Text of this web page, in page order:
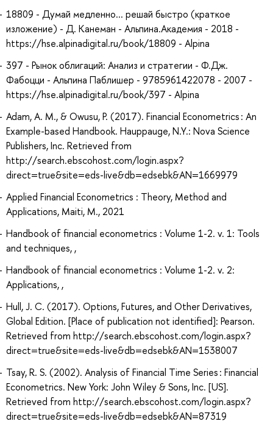
18809 - Думай медленно... решай быстро (краткое
изложение) - Д. Канеман - Альпина.Академия - 2018 -
https://hse.alpinadigital.ru/book/18809 - Alpina
397 - Рынок облигаций: Анализ и стратегии - Ф.Дж.
Фабоцци - Альпина Паблишер - 9785961422078 - 2007 -
https://hse.alpinadigital.ru/book/397 - Alpina
Adam, A. M., & Owusu, P. (2017). Financial Econometrics : An
Example-based Handbook. Hauppauge, N.Y.: Nova Science
Publishers, Inc. Retrieved from
http://search.ebscohost.com/login.aspx?
direct=true&site=eds-live&db=edsebk&AN=1669979
Applied Financial Econometrics : Theory, Method and
Applications, Maiti, M., 2021
Handbook of financial econometrics : Volume 1-2. v. 1: Tools
and techniques, ,
Handbook of financial econometrics : Volume 1-2. v. 2:
Applications, ,
Hull, J. C. (2017). Options, Futures, and Other Derivatives,
Global Edition. [Place of publication not identified]: Pearson.
Retrieved from http://search.ebscohost.com/login.aspx?
direct=true&site=eds-live&db=edsebk&AN=1538007
Tsay, R. S. (2002). Analysis of Financial Time Series : Financial
Econometrics. New York: John Wiley & Sons, Inc. [US].
Retrieved from http://search.ebscohost.com/login.aspx?
direct=true&site=eds-live&db=edsebk&AN=87319